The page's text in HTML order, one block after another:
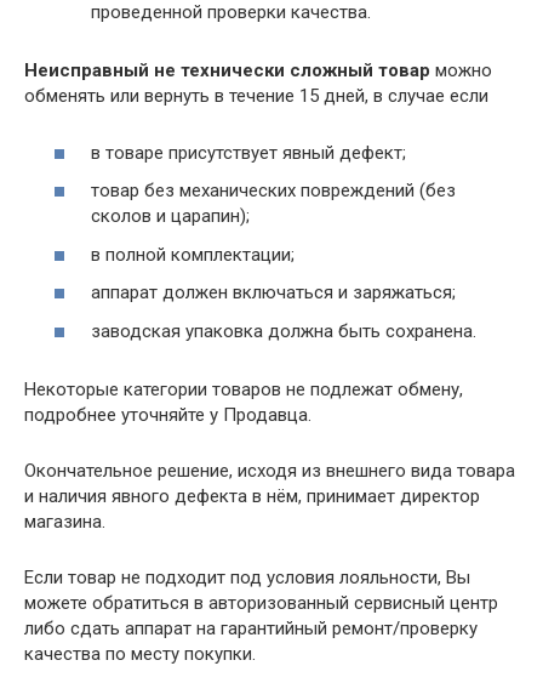
проведенной проверки качества.
Неисправный не технически сложный товар можно
обменять или вернуть в течение 15 дней, в случае если
в товаре присутствует явный дефект;
товар без механических повреждений (без
сколов и царапин);
в полной комплектации;
аппарат должен включаться и заряжаться;
заводская упаковка должна быть сохранена.
Некоторые категории товаров не подлежат обмену,
подробнее уточняйте у Продавца.
Окончательное решение, исходя из внешнего вида товара
и наличия явного дефекта в нём, принимает директор
магазина.
Если товар не подходит под условия лояльности, Вы
можете обратиться в авторизованный сервисный центр
либо сдать аппарат на гарантийный ремонт/проверку
качества по месту покупки.